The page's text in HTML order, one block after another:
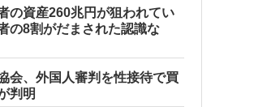
の資産260兆円が狙われてい
の8割がだまされた認識な
会、外国人審判を性接待で買
判明